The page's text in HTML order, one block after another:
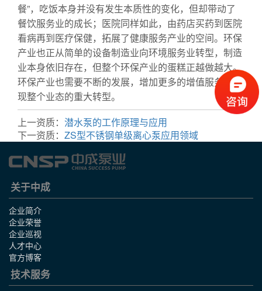
餐”，吃饭本身并没有发生本质性的变化，但却带动了
餐饮服务业的成长；医院同样如此，由药店买药到医院
看病再到医疗保健，拓展了健康服务产业的空间。环保
产业也正从简单的设备制造业向环境服务业转型，制造
业本身依旧存在，但整个环保产业的蛋糕正越做越大。
环保产业也需要不断的发展，增加更多的增值服务，实
现整个业态的重大转型。
上一资质： 潜水泵的工作原理与应用
下一资质： ZS型不锈钢单级离心泵应用领域
关于中成
企业简介
企业荣誉
企业巡视
人才中心
官方博客
技术服务